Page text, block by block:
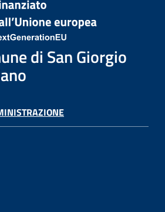
di San Giorgio